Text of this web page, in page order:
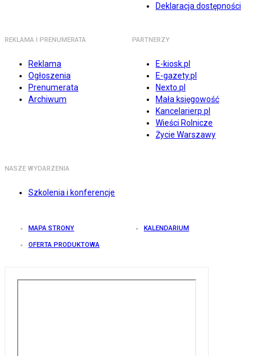
Deklaracja dostępności
REKLAMA I PRENUMERATA
Reklama
Ogłoszenia
Prenumerata
Archiwum
PARTNERZY
E-kiosk.pl
E-gazety.pl
Nexto.pl
Mała księgowość
Kancelarierp.pl
Wieści Rolnicze
Życie Warszawy
NASZE WYDARZENIA
Szkolenia i konferencje
MAPA STRONY KALENDARIUM
OFERTA PRODUKTOWA